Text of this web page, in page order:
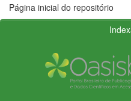
Página inicial do repositório